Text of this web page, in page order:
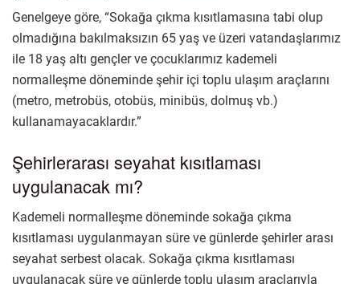
Genelgeye göre, “Sokağa çıkma kısıtlamasına tabi olup
olmadığına bakılmaksızın 65 yaş ve üzeri vatandaşlarımız
ile 18 yaş altı gençler ve çocuklarımız kademeli
normalleşme döneminde şehir içi toplu ulaşım araçlarını
(metro, metrobüs, otobüs, minibüs, dolmuş vb.)
kullanamayacaklardır.”
Şehirlerarası seyahat kısıtlaması
uygulanacak mı?
Kademeli normalleşme döneminde sokağa çıkma
kısıtlaması uygulanmayan süre ve günlerde şehirler arası
seyahat serbest olacak. Sokağa çıkma kısıtlaması
uygulanacak süre ve günlerde toplu ulaşım araçlarıyla